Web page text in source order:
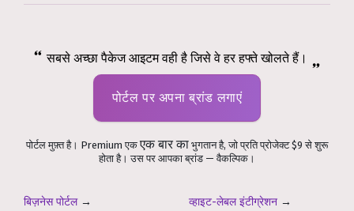
सबसे अच्छा पैकेज आइटम वही है जिसे वे हर हफ्ते खोलते हैं।
पोर्टल पर अपना ब्रांड लगाएं
पोर्टल मुफ़्त है। Premium एकएक बार का भुगतान है, जो प्रति प्रोजेक्ट $9 से शुरू
होता है। उस पर आपका ब्रांड — वैकल्पिक।
बिज़नेस पोर्टल→ व्हाइट-लेबल इंटीग्रेशन →